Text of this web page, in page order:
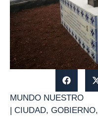
MUNDO NUESTRO
| CIUDAD, GOBIERNO,